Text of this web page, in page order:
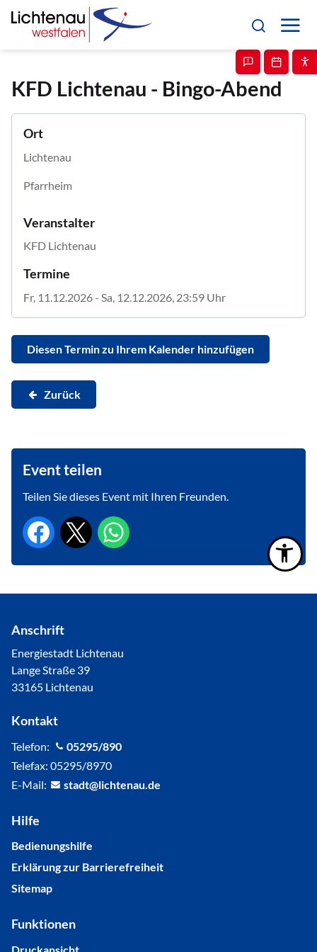
KFD Lichtenau - Bingo-Abend
Ort
Lichtenau
Pfarrheim
Veranstalter
KFD Lichtenau
Termine
Fr, 11.12.2026- Sa, 12.12.2026, 23:59 Uhr
Diesen Termin zu Ihrem Kalender hinzufügen
Zurück
Event teilen
Teilen Sie dieses Event mit Ihren Freunden.
Anschrift
Energiestadt Lichtenau
Lange Straße 39
33165 Lichtenau
Kontakt
Telefon:
05295/890
Telefax: 05295/8970
E-Mail:
st dt l cht n d
Hilfe
Bedienungshilfe
Erklärung zur Barrierefreiheit
Sitemap
Funktionen